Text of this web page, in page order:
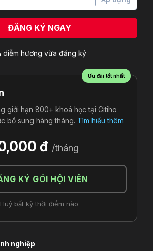
ĐĂNG KÝ NGAY
diễm hương vừa đăng ký
Ưu đãi tốt nhất
giới hạn 800+ khoá học tại Gitiho
bổ sung hàng tháng. Tìm hiểu thêm
đ /tháng
KÝ GÓI HỘI VIÊN
Huỷ bất kỳ thời điểm nào
nghiệp